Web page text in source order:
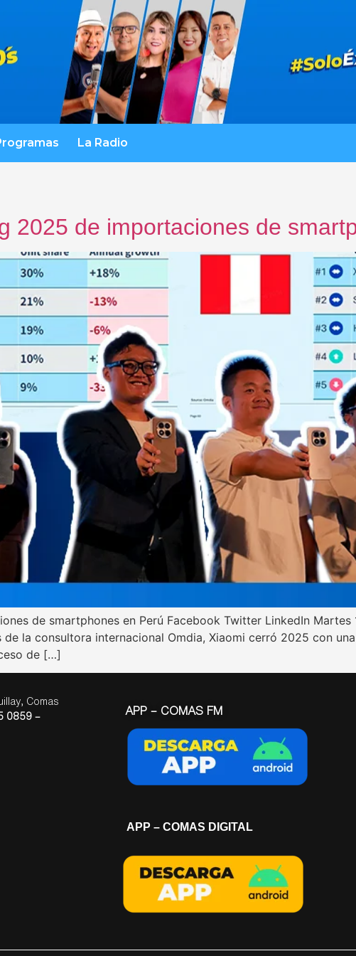
La Radio
2025 de importaciones de
de smartphones en Perú Facebook Twitter LinkedIn
la consultora internacional Omdia, Xiaomi cerró 2025 con
de […]
Comas
0859 –
APP – COMAS FM
APP – COMAS DIGITAL